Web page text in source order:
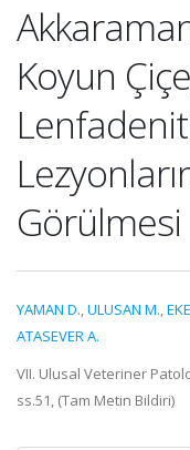
Koyun
Görülmesi
YAMAN D.,ULUSAN M.,
ATASEVER A.
VII. Ulusal Veteriner
ss.51, (Tam Metin Bildiri)